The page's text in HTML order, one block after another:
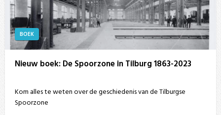
BOEK
Nieuw boek: De Spoorzone in Tilburg 1863-2023
Kom alles te weten over de geschiedenis van de Tilburgse
Spoorzone